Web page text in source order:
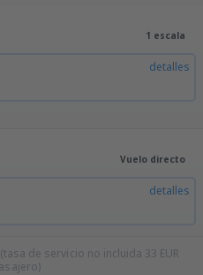
1 escala
detalles
Vuelo directo
detalles
de servicio no incluida 33 EUR